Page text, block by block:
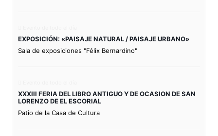
EXPOSICIÓN: «PAISAJE NATURAL / PAISAJE URBANO»
Sala de exposiciones "Félix Bernardino"
XXXIII FERIA DEL LIBRO ANTIGUO Y DE OCASION DE SAN
LORENZO DE EL ESCORIAL
Patio de la Casa de Cultura